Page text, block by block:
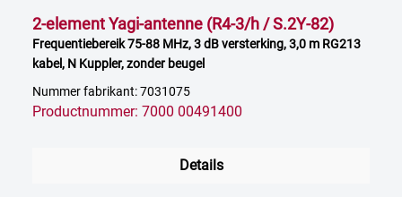
2-element Yagi-antenne (R4-3/h / S.2Y-82)
Frequentiebereik 75-88 MHz, 3 dB versterking, 3,0 m RG213
kabel, N Kuppler, zonder beugel
Nummer fabrikant: 7031075
Productnummer: 7000 00491400
Details